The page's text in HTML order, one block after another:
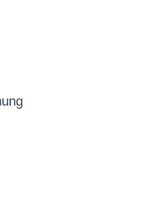
TY HÓA CHẤT